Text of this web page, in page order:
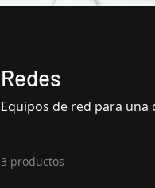
Redes
Equipos de red para
3 productos